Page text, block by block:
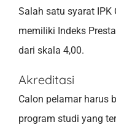
Salah satu syarat IPK
memiliki Indeks
dari skala 4,00.
Akreditasi
Calon pelamar harus
program studi yang